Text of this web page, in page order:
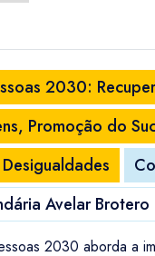
2030:
Promoção do
Avelar Brotero
2030 aborda a